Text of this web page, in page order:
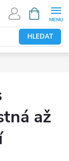
HLEDAT
NÁKUPNÍ
KOŠÍK
až